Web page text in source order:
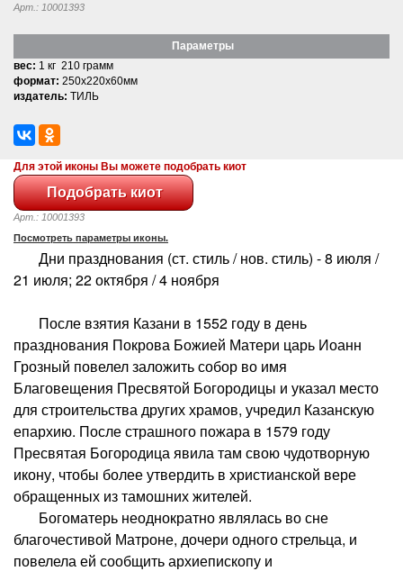
Арт.: 10001393
Параметры
вес: 1 кг 210 грамм
формат: 250x220x60мм
издатель: ТИЛЬ
Для этой иконы Вы можете подобрать киот
Арт.: 10001393
Посмотреть параметры иконы.
Дни празднования (ст. стиль / нов. стиль) - 8 июля /
21 июля; 22 октября / 4 ноября
После взятия Казани в 1552 году в день
празднования Покрова Божией Матери царь Иоанн
Грозный повелел заложить собор во имя
Благовещения Пресвятой Богородицы и указал место
для строительства других храмов, учредил Казанскую
епархию. После страшного пожара в 1579 году
Пресвятая Богородица явила там свою чудотворную
икону, чтобы более утвердить в христианской вере
обращенных из тамошних жителей.
Богоматерь неоднократно являлась во сне
благочестивой Матроне, дочери одного стрельца, и
повелела ей сообщить архиепископу и